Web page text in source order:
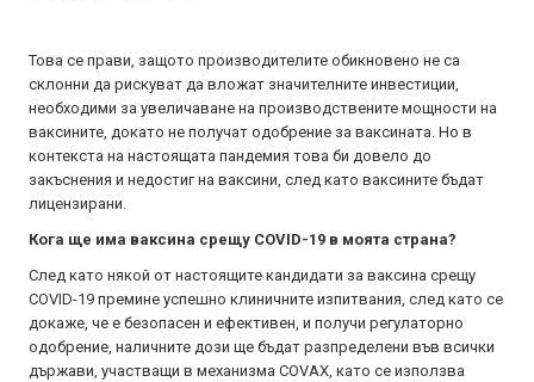
Това се прави, защото производителите обикновено не са
склонни да рискуват да вложат значителните инвестиции,
необходими за увеличаване на производствените мощности на
ваксините, докато не получат одобрение за ваксината. Но в
контекста на настоящата пандемия това би довело до
закъснения и недостиг на ваксини, след като ваксините бъдат
лицензирани.
Кога ще има ваксина срещу COVID-19 в моята страна?
След като някой от настоящите кандидати за ваксина срещу
COVID-19 премине успешно клиничните изпитвания, след като се
докаже, че е безопасен и ефективен, и получи регулаторно
одобрение, наличните дози ще бъдат разпределени във всички
държави, участващи в механизма COVAX, като се използва